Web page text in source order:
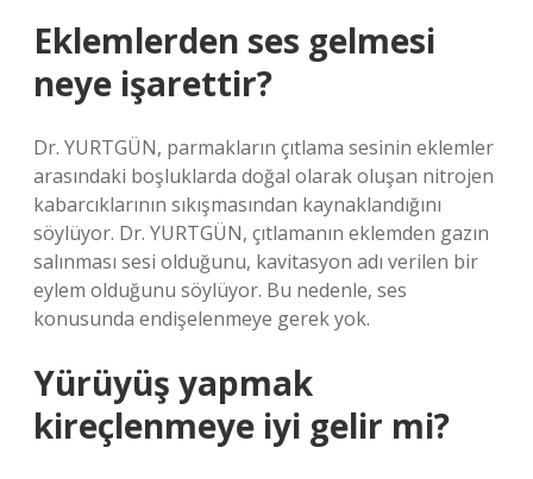
Eklemlerden ses gelmesi
neye işarettir?
Dr. YURTGÜN, parmakların çıtlama sesinin eklemler
arasındaki boşluklarda doğal olarak oluşan nitrojen
kabarcıklarının sıkışmasından kaynaklandığını
söylüyor. Dr. YURTGÜN, çıtlamanın eklemden gazın
salınması sesi olduğunu, kavitasyon adı verilen bir
eylem olduğunu söylüyor. Bu nedenle, ses
konusunda endişelenmeye gerek yok.
Yürüyüş yapmak
kireçlenmeye iyi gelir mi?